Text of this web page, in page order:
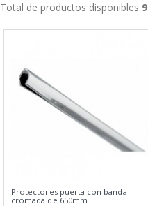
Total de productos disponibles 9
Protectores puerta con banda
cromada de 650mm